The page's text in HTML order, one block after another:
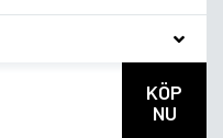
KÖP
NU